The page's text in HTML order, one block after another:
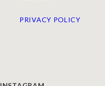
PRIVACY POLICY